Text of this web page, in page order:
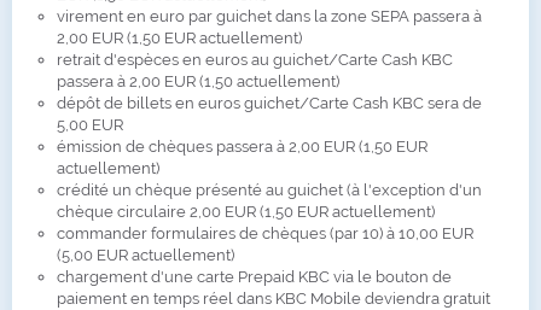
virement en euro par guichet dans la zone SEPA passera à
2,00 EUR (1,50 EUR actuellement)
retrait d'espèces en euros au guichet/Carte Cash KBC
passera à 2,00 EUR (1,50 actuellement)
dépôt de billets en euros guichet/Carte Cash KBC sera de
5,00 EUR
émission de chèques passera à 2,00 EUR (1,50 EUR
actuellement)
crédité un chèque présenté au guichet (à l'exception d'un
chèque circulaire 2,00 EUR (1,50 EUR actuellement)
commander formulaires de chèques (par 10) à 10,00 EUR
(5,00 EUR actuellement)
chargement d'une carte Prepaid KBC via le bouton de
paiement en temps réel dans KBC Mobile deviendra gratuit